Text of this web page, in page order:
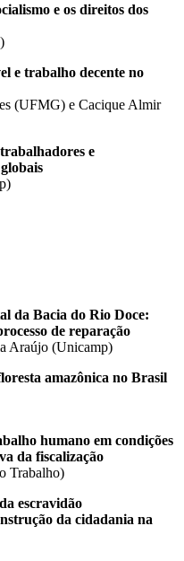
e os direitos dos
e trabalho decente no
(UFMG) e Cacique Almir
e
da Bacia do Rio Doce:
de reparação
Araújo (Unicamp)
amazônica no Brasil
humano em condições
da fiscalização
Trabalho)
escravidão
da cidadania na